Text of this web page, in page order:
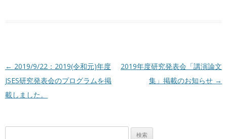
投稿ナビゲーション
← 2019/9/22：2019(令和元)年度
JSES研究発表会のプログラムを掲
載しました。
2019年度研究発表会「講演論文
集」掲載のお知らせ →